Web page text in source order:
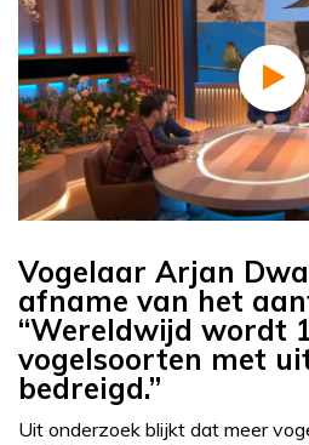
Vogelaar Arjan
afname van het
“Wereldwijd wordt
vogelsoorten met
bedreigd.”
Uit onderzoek blijkt dat meer